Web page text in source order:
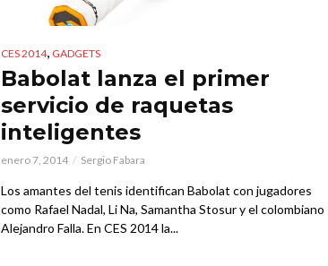
CES 2014, GADGETS
Babolat lanza el primer
servicio de raquetas
inteligentes
enero 7, 2014 Sergio Fabara
Los amantes del tenis identifican Babolat con jugadores
como Rafael Nadal, Li Na, Samantha Stosur y el colombiano
Alejandro Falla. En CES 2014 la...